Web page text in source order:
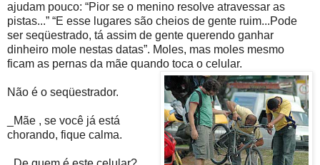
ajudam pouco: “Pior se o menino resolve atravessar as
pistas...” “E esse lugares são cheios de gente ruim...Pode
ser seqüestrado, tá assim de gente querendo ganhar
dinheiro mole nestas datas”. Moles, mas moles mesmo
ficam as pernas da mãe quando toca o celular.
Não é o seqüestrador.
_Mãe , se você já está
chorando, fique calma.